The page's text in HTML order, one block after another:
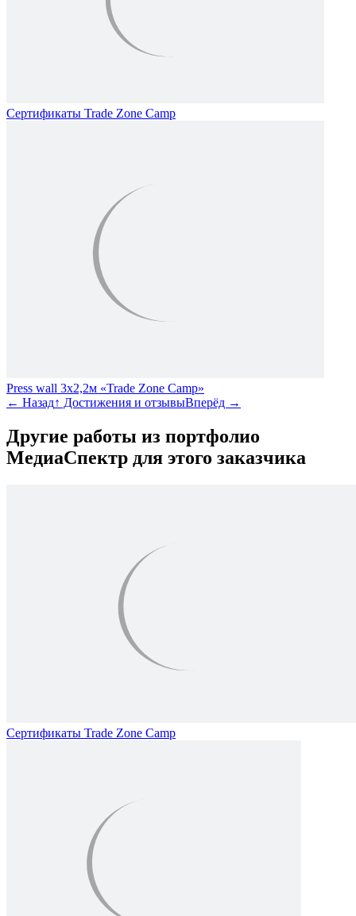
Сертификаты Trade Zone Camp
Press wall 3х2,2м «Trade Zone Camp»
← Назад↑ Достижения и отзывыВперёд →
Другие работы из портфолио
МедиаСпектр для этого заказчика
Сертификаты Trade Zone Camp